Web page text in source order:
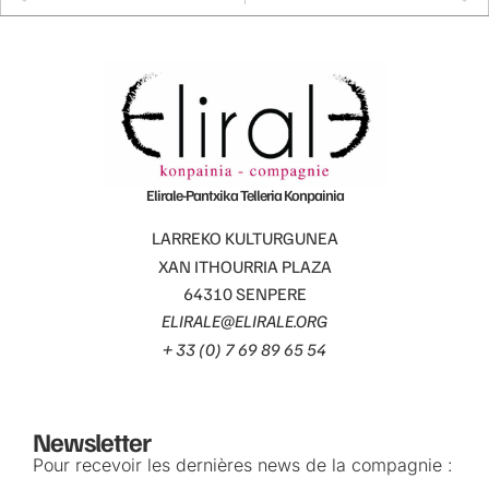
Elirale-Pantxika Telleria Konpainia
LARREKO KULTURGUNEA
XAN ITHOURRIA PLAZA
64310 SENPERE
ELIRALE@ELIRALE.ORG
+ 33 (0) 7 69 89 65 54
Newsletter
Pour recevoir les dernières news de la compagnie :